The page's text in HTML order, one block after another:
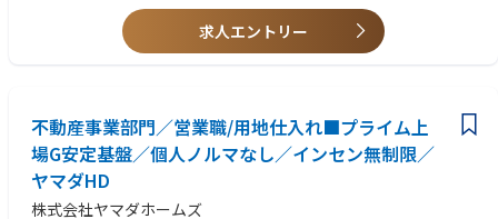
・材料費、工事費、人件費の管理
工程スケジュールなども調整が可能。
残業が重なることもありません。
またシフト制を導入しているので、
臨機応変な働き方ができるのも
求人エントリー
不動産事業部門／営業職/用地仕入れ■プライム上
場G安定基盤／個人ノルマなし／インセン無制限／
ヤマダHD
株式会社ヤマダホームズ